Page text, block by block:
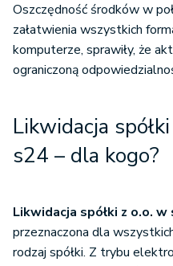
Oszczędność środków w
załatwienia wszystkich
komputerze, sprawiły, że
ograniczoną
Likwidacja
s24 – dla kogo?
Likwidacja spółki z o.o.
przeznaczona dla
rodzaj spółki. Z trybu